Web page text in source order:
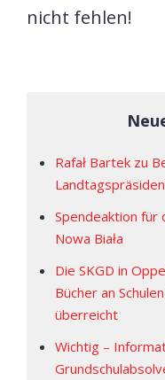
nicht fehlen!
Rafał Bartek zu
Spendeaktion für
Nowa Biała
Die SKGD in
Bücher an
überreicht
Wichtig –